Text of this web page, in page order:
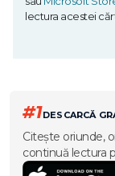
lectura acestei
#1DESCARCĂ
Citește oriunde,
continuă lectura